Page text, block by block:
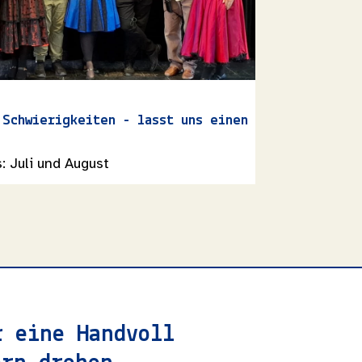
- lasst uns einen
Juli und August
eine Handvoll